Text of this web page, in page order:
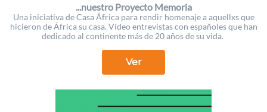
...nuestro Proyecto Memoria
Una iniciativa de Casa África para rendir homenaje a aquellxs que
hicieron de África su casa. Vídeo entrevistas con españoles que han
dedicado al continente más de 20 años de su vida.
Ver